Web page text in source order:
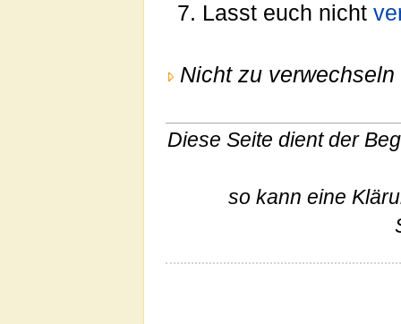
Lasst euch nicht
Nicht zu verwechseln
Diese Seite dient der
so kann eine